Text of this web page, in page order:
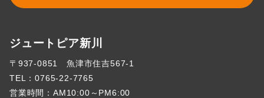
ジュートピア新川
〒937-0851 魚津市住吉567-1
TEL：0765-22-7765
営業時間：AM10:00～PM6:00